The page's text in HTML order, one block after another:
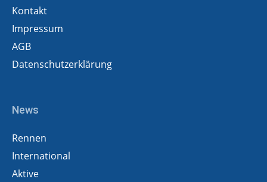
Kontakt
Impressum
AGB
Datenschutzerklärung
News
Rennen
International
Aktive